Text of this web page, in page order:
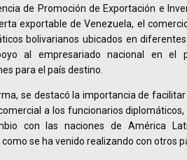
de Promoción de Exportación e
exportable de Venezuela, el
bolivarianos ubicados en
al empresariado nacional en el
para el país destino.
se destacó la importancia de
a los funcionarios
con las naciones de América
se ha venido realizando con otros